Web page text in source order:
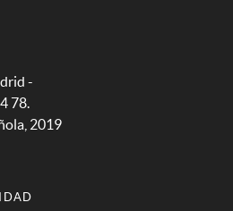
-
78.
2019